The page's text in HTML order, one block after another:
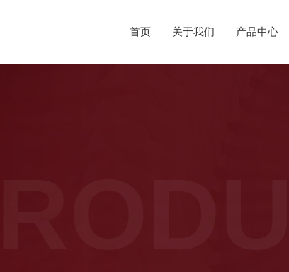
首页 关于我们 产品中心